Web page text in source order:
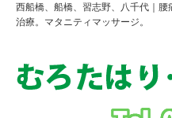
西船橋、船橋、習志野、八千代｜
治療。マタニティマッサージ。